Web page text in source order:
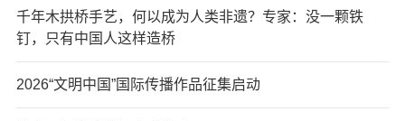
千年木拱桥手艺，何以成为人类非遗？专家：没一颗铁
钉，只有中国人这样造桥
2026“文明中国”国际传播作品征集启动